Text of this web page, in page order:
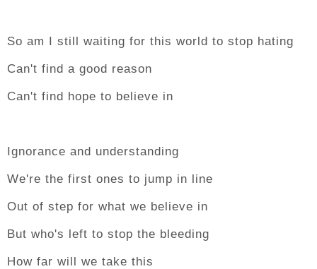
So am I still waiting for this world to stop hating
Can't find a good reason
Can't find hope to believe in
Ignorance and understanding
We're the first ones to jump in line
Out of step for what we believe in
But who's left to stop the bleeding
How far will we take this